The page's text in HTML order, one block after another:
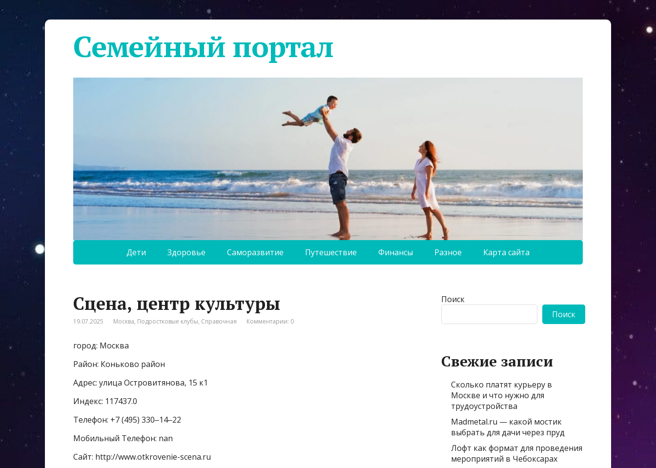
Семейный портал
Дети Здоровье Саморазвитие Путешествие Финансы Разное Карта сайта
Сцена, центр культуры
19.07.2025 Москва, Подростковые клубы, Справочная Комментарии: 0
город: Москва
Район: Коньково район
Адрес: улица Островитянова, 15 к1
Индекс: 117437.0
Телефон: +7 (495) 330‒14‒22
Мобильный Телефон: nan
Сайт: http://www.otkrovenie-scena.ru
Поиск
Поиск
Свежие записи
Сколько платят курьеру в
Москве и что нужно для
трудоустройства
Madmetal.ru — какой мостик
выбрать для дачи через пруд
Лофт как формат для проведения
мероприятий в Чебоксарах